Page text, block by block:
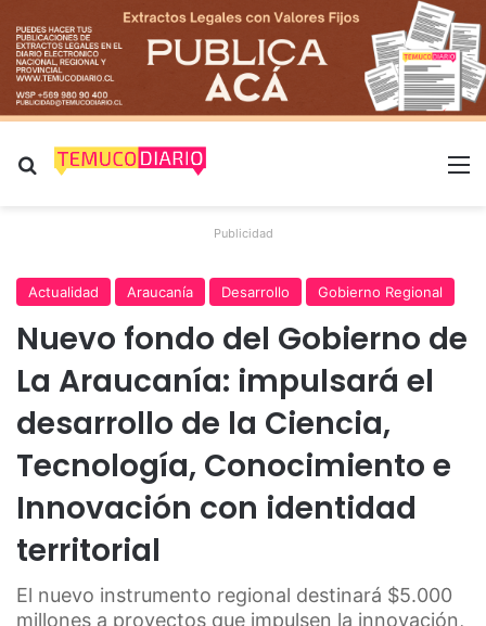
Buscar por
Publicidad
Actualidad Araucanía Desarrollo Gobierno Regional
Nuevo fondo del Gobierno de
La Araucanía: impulsará el
desarrollo de la Ciencia,
Tecnología, Conocimiento e
Innovación con identidad
territorial
El nuevo instrumento regional destinará $5.000
millones a proyectos que impulsen la innovación,